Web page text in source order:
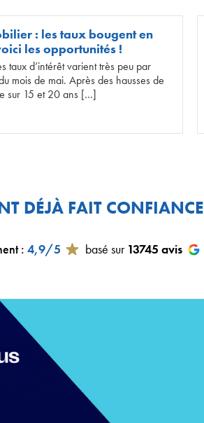
: les taux bougent en
les opportunités !
taux d’intérêt varient très peu par
mois de mai. Après des hausses de
sur 15 et 20 ans […]
DÉJÀ FAIT CONFIANCE
: 4,9/5 basé sur 13745 avis